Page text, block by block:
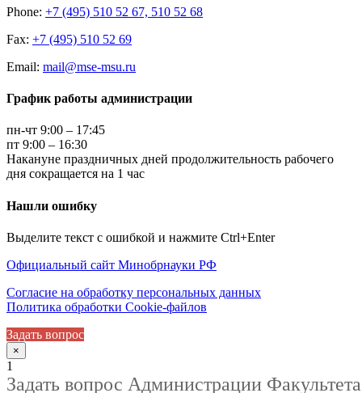
Phone: +7 (495) 510 52 67, 510 52 68
Fax: +7 (495) 510 52 69
Email: mail@mse-msu.ru
График работы администрации
пн-чт 9:00 – 17:45
пт 9:00 – 16:30
Накануне праздничных дней продолжительность рабочего
дня сокращается на 1 час
Нашли ошибку
Выделите текст с ошибкой и нажмите Ctrl+Enter
Официальный сайт Минобрнауки РФ
Согласие на обработку персональных данных
Политика обработки Cookie-файлов
Задать вопрос
×
1
Задать вопрос Администрации Факультета